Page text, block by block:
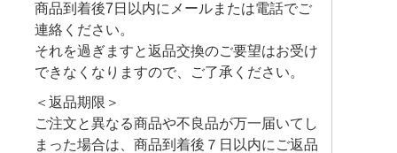
商品到着後7日以内にメールまたは電話でご
連絡ください。
それを過ぎますと返品交換のご要望はお受け
できなくなりますので、ご了承ください。
＜返品期限＞
ご注文と異なる商品や不良品が万一届いてし
まった場合は、商品到着後７日以内にご返品